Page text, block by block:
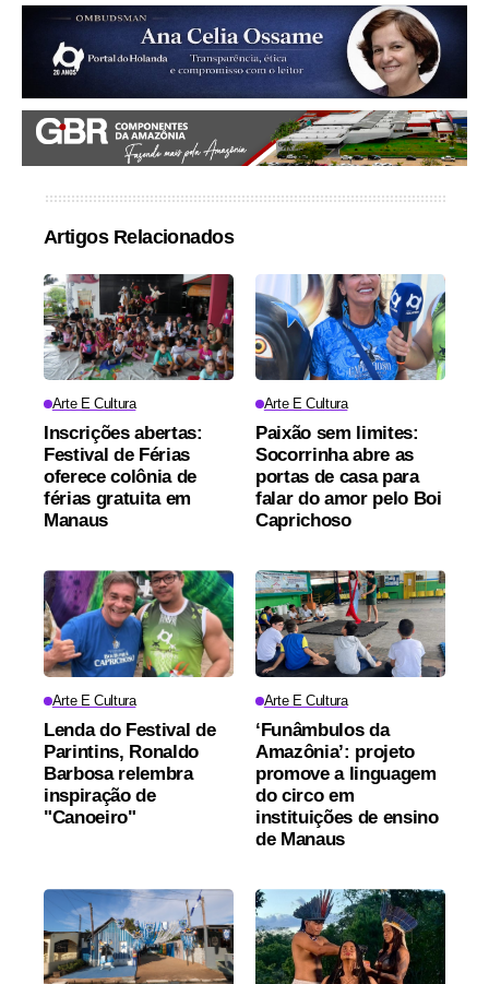
Artigos Relacionados
Arte E Cultura
Inscrições abertas:
Festival de Férias
oferece colônia de
férias gratuita em
Manaus
Arte E Cultura
Paixão sem limites:
Socorrinha abre as
portas de casa para
falar do amor pelo Boi
Caprichoso
Arte E Cultura
Lenda do Festival de
Parintins, Ronaldo
Barbosa relembra
inspiração de
"Canoeiro"
Arte E Cultura
‘Funâmbulos da
Amazônia’: projeto
promove a linguagem
do circo em
instituições de ensino
de Manaus